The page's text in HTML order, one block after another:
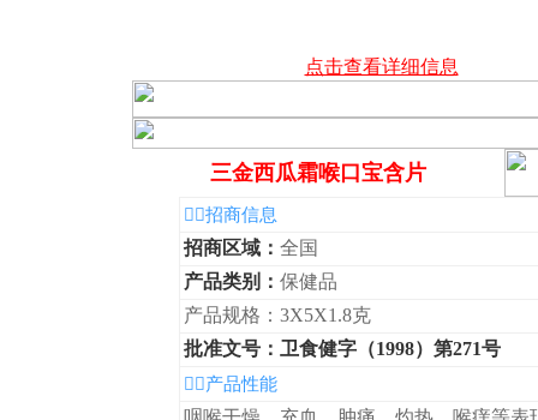
点击查看详细信息
三金西瓜霜喉口宝含片
◆招商信息
招商区域： 全国
产品类别： 保健品
产品规格：3X5X1.8克
批准文号：卫食健字（1998）第271号
◆产品性能